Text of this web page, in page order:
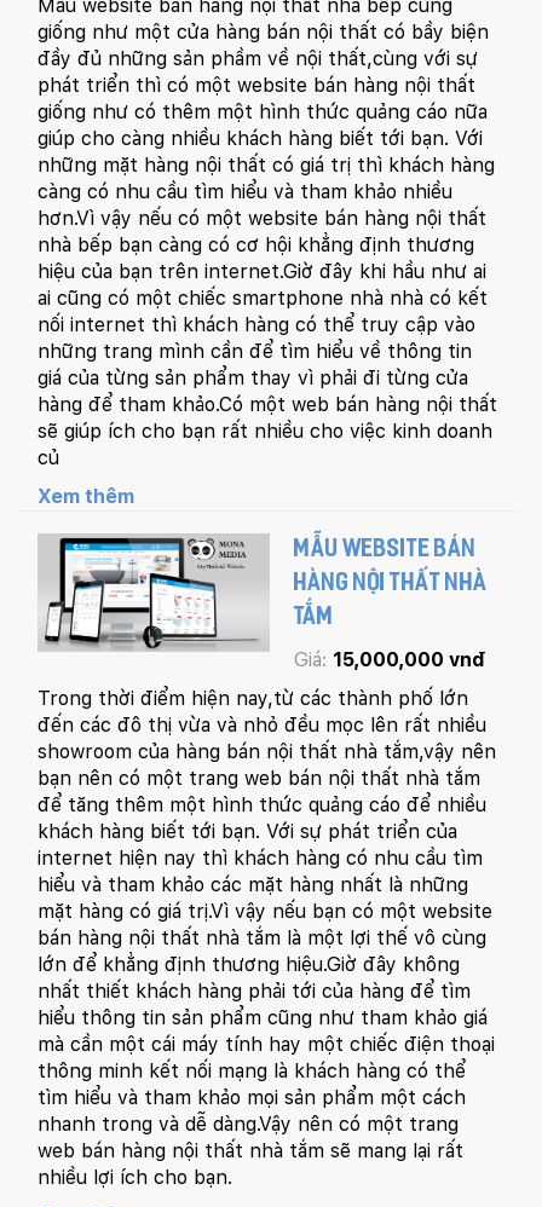
Mẫu website bán hàng nội thất nhà bếp cũng
giống như một cửa hàng bán nội thất có bầy biện
đầy đủ những sản phầm về nội thất,cùng với sự
phát triển thì có một website bán hàng nội thất
giống như có thêm một hình thức quảng cáo nữa
giúp cho càng nhiều khách hàng biết tới bạn. Với
những mặt hàng nội thất có giá trị thì khách hàng
càng có nhu cầu tìm hiểu và tham khảo nhiều
hơn.Vì vậy nếu có một website bán hàng nội thất
nhà bếp bạn càng có cơ hội khẳng định thương
hiệu của bạn trên internet.Giờ đây khi hầu như ai
ai cũng có một chiếc smartphone nhà nhà có kết
nối internet thì khách hàng có thể truy cập vào
những trang mình cần để tìm hiểu về thông tin
giá của từng sản phẩm thay vì phải đi từng cửa
hàng để tham khảo.Có một web bán hàng nội thất
sẽ giúp ích cho bạn rất nhiều cho việc kinh doanh
củ
Xem thêm
MẪU WEBSITE BÁN
HÀNG NỘI THẤT NHÀ
TẮM
Giá: 15,000,000 vnđ
Trong thời điểm hiện nay,từ các thành phố lớn
đến các đô thị vừa và nhỏ đều mọc lên rất nhiều
showroom của hàng bán nội thất nhà tắm,vậy nên
bạn nên có một trang web bán nội thất nhà tắm
để tăng thêm một hình thức quảng cáo để nhiều
khách hàng biết tới bạn. Với sự phát triển của
internet hiện nay thì khách hàng có nhu cầu tìm
hiểu và tham khảo các mặt hàng nhất là những
mặt hàng có giá trị.Vì vậy nếu bạn có một website
bán hàng nội thất nhà tắm là một lợi thế vô cùng
lớn để khẳng định thương hiệu.Giờ đây không
nhất thiết khách hàng phải tới của hàng để tìm
hiểu thông tin sản phẩm cũng như tham khảo giá
mà cần một cái máy tính hay một chiếc điện thoại
thông minh kết nối mạng là khách hàng có thể
tìm hiểu và tham khảo mọi sản phẩm một cách
nhanh trong và dễ dàng.Vậy nên có một trang
web bán hàng nội thất nhà tắm sẽ mang lại rất
nhiều lợi ích cho bạn.